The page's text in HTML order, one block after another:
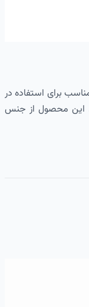
برای استفاده در
این محصول از جنس